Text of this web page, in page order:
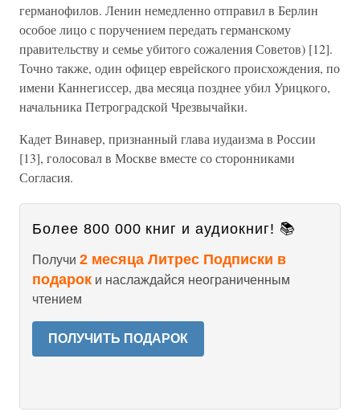
германофилов. Ленин немедленно отправил в Берлин
особое лицо с поручением передать германскому
правительству и семье убитого сожаления Советов) [12].
Точно также, один офицер еврейского происхождения, по
имени Каннегиссер, два месяца позднее убил Урицкого,
начальника Петроградской Чрезвычайки.
Кадет Винавер, признанный глава иудаизма в России
[13], голосовал в Москве вместе со сторонниками
Согласия.
Более 800 000 книг и аудиокниг! 📚
Получи 2 месяца Литрес Подписки в
подарок и наслаждайся неограниченным
чтением
ПОЛУЧИТЬ ПОДАРОК